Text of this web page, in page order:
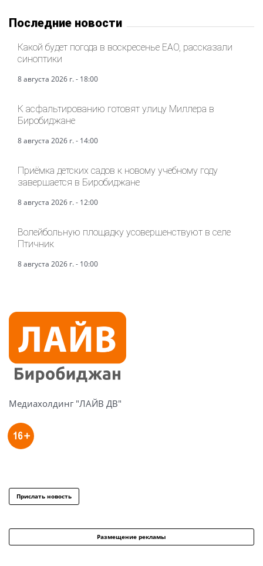
Последние новости
Какой будет погода в воскресенье ЕАО, рассказали
синоптики
8 августа 2026 г. - 18:00
К асфальтированию готовят улицу Миллера в
Биробиджане
8 августа 2026 г. - 14:00
Приёмка детских садов к новому учебному году
завершается в Биробиджане
8 августа 2026 г. - 12:00
Волейбольную площадку усовершенствуют в селе
Птичник
8 августа 2026 г. - 10:00
Медиахолдинг "ЛАЙВ ДВ"
Прислать новость
Размещение рекламы